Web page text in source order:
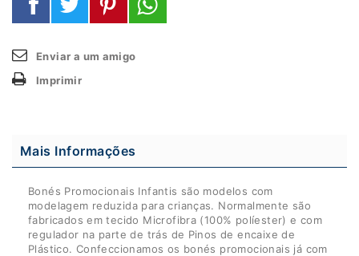
Enviar a um amigo
Imprimir
Mais Informações
Bonés Promocionais Infantis são modelos com
modelagem reduzida para crianças. Normalmente são
fabricados em tecido Microfibra (100% políester) e com
regulador na parte de trás de Pinos de encaixe de
Plástico. Confeccionamos os bonés promocionais já com